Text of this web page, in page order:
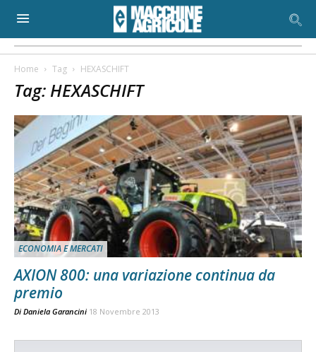
Home Tag HEXASCHIFT
Tag: HEXASCHIFT
ECONOMIA E MERCATI
AXION 800: una variazione continua da
premio
Di Daniela Garancini 18 Novembre 2013